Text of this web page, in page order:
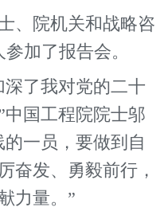
院机关和战略咨
加了报告会。
了我对党的二十
国工程院院士邬
一员，要做到自
奋发、勇毅前行，
力量。”